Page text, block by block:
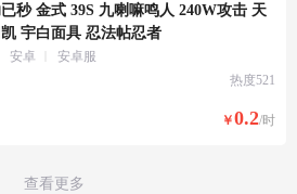
秒 金式 39S 九喇嘛鸣人 240W攻击 天
宇白面具 忍法帖忍者
安卓 安卓服
热度521
0.2/时
查看更多